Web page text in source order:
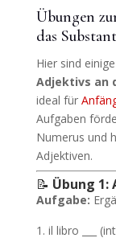
Übungen
das
Hier sind einige
Adjektivs an
ideal für
Aufgaben
Numerus und
Adjektiven.
📝 Übung
Aufgabe:
il libro ___